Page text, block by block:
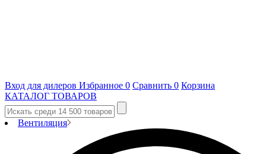
Вход для дилеров Избранное 0 Сравнить 0 Корзина
КАТАЛОГ ТОВАРОВ
Вентиляция